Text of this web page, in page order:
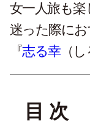
女一人旅も
迷った際に
『志る幸（し
目 次